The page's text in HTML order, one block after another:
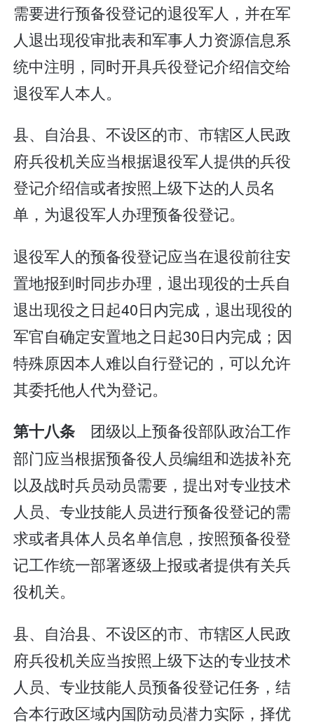
需要进行预备役登记的退役军人，并在军
人退出现役审批表和军事人力资源信息系
统中注明，同时开具兵役登记介绍信交给
退役军人本人。
县、自治县、不设区的市、市辖区人民政
府兵役机关应当根据退役军人提供的兵役
登记介绍信或者按照上级下达的人员名
单，为退役军人办理预备役登记。
退役军人的预备役登记应当在退役前往安
置地报到时同步办理，退出现役的士兵自
退出现役之日起40日内完成，退出现役的
军官自确定安置地之日起30日内完成；因
特殊原因本人难以自行登记的，可以允许
其委托他人代为登记。
第十八条 团级以上预备役部队政治工作
部门应当根据预备役人员编组和选拔补充
以及战时兵员动员需要，提出对专业技术
人员、专业技能人员进行预备役登记的需
求或者具体人员名单信息，按照预备役登
记工作统一部署逐级上报或者提供有关兵
役机关。
县、自治县、不设区的市、市辖区人民政
府兵役机关应当按照上级下达的专业技术
人员、专业技能人员预备役登记任务，结
合本行政区域内国防动员潜力实际，择优